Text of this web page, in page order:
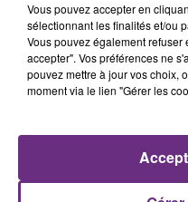
0h48
0h48
Vous pouvez accepter en
sélectionnant les finalités et/ou
Vous pouvez également
accepter". Vos préférences ne
pouvez mettre à jour vos choix,
moment via le lien "Gérer les